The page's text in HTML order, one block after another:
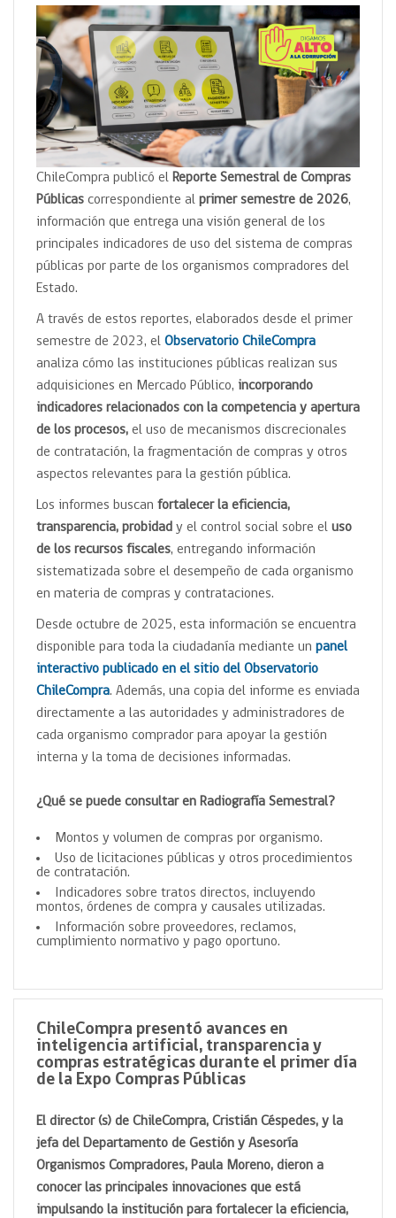
ChileCompra publicó el Reporte Semestral de Compras
Públicas correspondiente al primer semestre de 2026,
información que entrega una visión general de los
principales indicadores de uso del sistema de compras
públicas por parte de los organismos compradores del
Estado.
A través de estos reportes, elaborados desde el primer
semestre de 2023, el Observatorio ChileCompra
analiza cómo las instituciones públicas realizan sus
adquisiciones en Mercado Público, incorporando
indicadores relacionados con la competencia y apertura
de los procesos, el uso de mecanismos discrecionales
de contratación, la fragmentación de compras y otros
aspectos relevantes para la gestión pública.
Los informes buscan fortalecer la eficiencia,
transparencia, probidad y el control social sobre el uso
de los recursos fiscales, entregando información
sistematizada sobre el desempeño de cada organismo
en materia de compras y contrataciones.
Desde octubre de 2025, esta información se encuentra
disponible para toda la ciudadanía mediante un panel
interactivo publicado en el sitio del Observatorio
ChileCompra. Además, una copia del informe es enviada
directamente a las autoridades y administradores de
cada organismo comprador para apoyar la gestión
interna y la toma de decisiones informadas.
¿Qué se puede consultar en Radiografía Semestral?
Montos y volumen de compras por organismo.
Uso de licitaciones públicas y otros procedimientos
de contratación.
Indicadores sobre tratos directos, incluyendo
montos, órdenes de compra y causales utilizadas.
Información sobre proveedores, reclamos,
cumplimiento normativo y pago oportuno.
ChileCompra presentó avances en
inteligencia artificial, transparencia y
compras estratégicas durante el primer día
de la Expo Compras Públicas
El director (s) de ChileCompra, Cristián Céspedes, y la
jefa del Departamento de Gestión y Asesoría
Organismos Compradores, Paula Moreno, dieron a
conocer las principales innovaciones que está
impulsando la institución para fortalecer la eficiencia,